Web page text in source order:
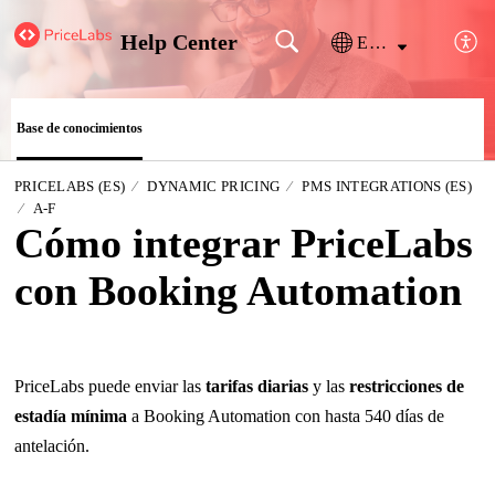
Help Center Español (España)
Base de conocimientos
PRICELABS (ES) DYNAMIC PRICING
PMS INTEGRATIONS (ES)
A-F
Cómo integrar PriceLabs
con Booking Automation
PriceLabs puede enviar las tarifas diariasy las restricciones de
estadía mínima a Booking Automation con hasta 540 días de
antelación.